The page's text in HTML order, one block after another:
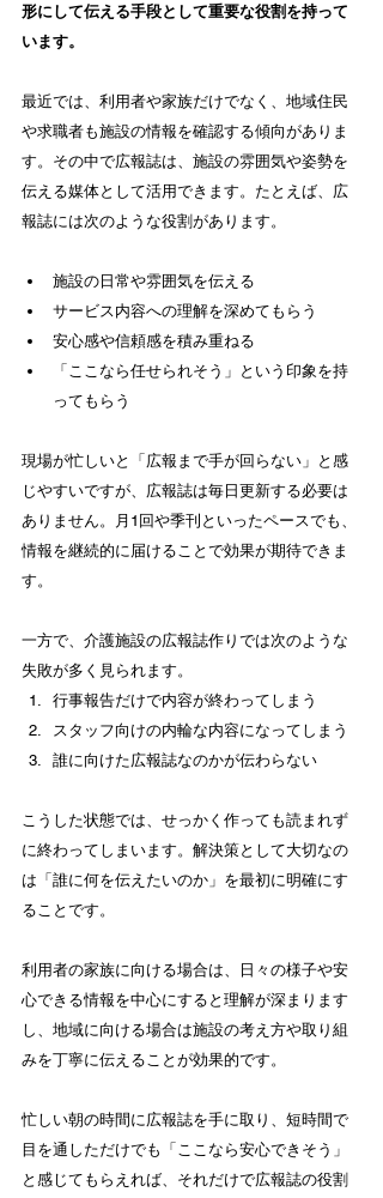
形にして伝える手段として重要な役割を持って
います。
最近では、利用者や家族だけでなく、地域住民
や求職者も施設の情報を確認する傾向がありま
す。その中で広報誌は、施設の雰囲気や姿勢を
伝える媒体として活用できます。たとえば、広
報誌には次のような役割があります。
施設の日常や雰囲気を伝える
サービス内容への理解を深めてもらう
安心感や信頼感を積み重ねる
「ここなら任せられそう」という印象を持
ってもらう
現場が忙しいと「広報まで手が回らない」と感
じやすいですが、広報誌は毎日更新する必要は
ありません。月1回や季刊といったペースでも、
情報を継続的に届けることで効果が期待できま
す。
一方で、介護施設の広報誌作りでは次のような
失敗が多く見られます。
行事報告だけで内容が終わってしまう
スタッフ向けの内輪な内容になってしまう
誰に向けた広報誌なのかが伝わらない
こうした状態では、せっかく作っても読まれず
に終わってしまいます。解決策として大切なの
は「誰に何を伝えたいのか」を最初に明確にす
ることです。
利用者の家族に向ける場合は、日々の様子や安
心できる情報を中心にすると理解が深まります
し、地域に向ける場合は施設の考え方や取り組
みを丁寧に伝えることが効果的です。
忙しい朝の時間に広報誌を手に取り、短時間で
目を通しただけでも「ここなら安心できそう」
と感じてもらえれば、それだけで広報誌の役割